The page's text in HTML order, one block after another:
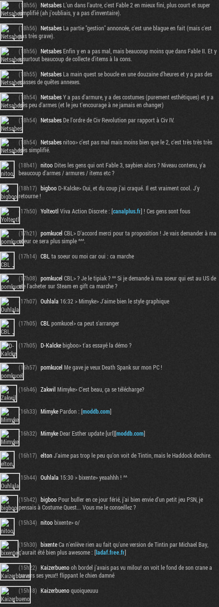
(18h56) NetsabesL'un dans l'autre, c'est Fable 2 en mieux fini, plus court et super
simplifié (ah j'oubliais, y a pas d'inventaire).
(18h56) NetsabesLa partie "gestion" annoncée, c'est une blague en fait (mais c'est
pas très grave).
(18h56) NetsabesEnfin y en a pas mal, mais beaucoup moins que dans Fable II. Et y
a surtout beaucoup de collecte d'items à la cons.
(18h55) NetsabesLa main quest se boucle en une douzaine d'heures et y a pas des
masses de quêtes annexes.
(18h54) NetsabesY a pas d'armure, y a des costumes (purement esthétiques) et y a
très peu d'armes (et le jeu t'encourage à ne jamais en changer)
(18h54) NetsabesDe l'ordre de Civ Revolution par rapport à Civ IV.
(18h54) Netsabesnitoo> c'est pas mal mais moins bien que le 2, c'est très très très
très simplifié.
(18h41) nitooDites les gens qui ont Fable 3, saybien alors ? Niveau contenu, y'a
beaucoup d'armes / armures / items etc ?
(18h17) bigbooD-Kalcke> Oui, et du coup j'ai craqué. Il est vraiment cool. J'y
retourne !
(17h50) Yolteotl Viva Action Discrete : [canalplus.fr] ! Ces gens sont fous
(17h21) pomkucel CBL> D'accord merci pour ta proposition ! Je vais demander à ma
soeur ce sera plus simple ^^^.
(17h14) CBL ta soeur ou moi car oui : ca marche
(17h08) pomkucel CBL> ? Je le tipiak ? ^^ Si je demande à ma soeur qui est au US de
me l'acheter sur Steam en gift ca marche ?
(17h07) Ouhlala 16:32 > Mimyke> J'aime bien le style graphique
(17h05) CBL pomkucel> ca peut s'arranger
(17h05) D-Kalckebigboo> t'as essayé la démo ?
(16h57) pomkucel Me gave je veux Death Spank sur mon PC !
(16h46) Zakwil Mimyke> C'est beau, ça se télécharge?
(16h33) MimykePardon : [moddb.com]
(16h32) MimykeDear Esther update [url][moddb.com]
(16h17) eltonJ'aime pas trop le peu qu'on voit de Tintin, mais le Haddock dechire.
(15h44) Ouhlala 15:30 > bixente> yeaahhh ! ^^
(15h42) bigbooPour buller en ce jour férié, j'ai bien envie d'un petit jeu PSN, je
pensais à Costume Quest... Vous me le conseillez ?
(15h34) nitoobixente> o/
(15h30) bixenteCa n'enlève rien au fait qu'une version de Tintin par Michael Bay,
ç'aurait été bien plus awesome : [ladaf.free.fr]
(15h22) Kaizerbuenooh bordel j'avais pas vu milou! on voit le fond de son crane a
travers ses yeux!! flippant le chien damné
(15h18) Kaizerbuenoquoiqueuuu